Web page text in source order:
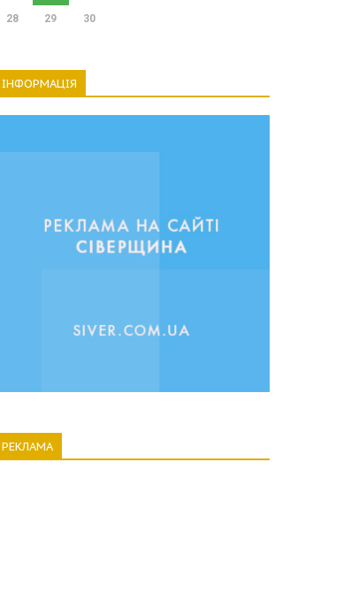
28 29 30
ІНФОРМАЦІЯ
РЕКЛАМА